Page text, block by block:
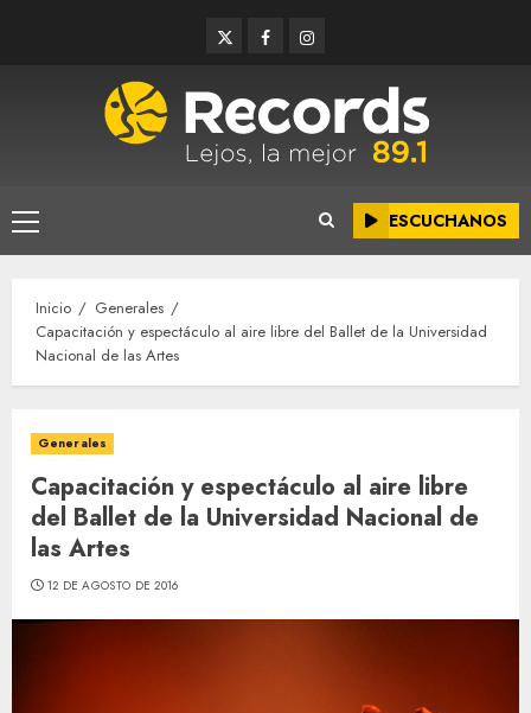
TwitterFacebookInstagram
Menú
principal
ESCUCHANOS
Inicio
Generales
Capacitación y espectáculo al aire libre del Ballet de la Universidad
Nacional de las Artes
Generales
Capacitación y espectáculo al aire libre
del Ballet de la Universidad Nacional de
las Artes
12 DE AGOSTO DE 2016